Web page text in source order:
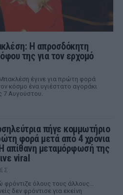
Η απροσδόκητη
της για τον ερχομό
έγινε για πρώτη φορά
κόσμο ένα υγιέστατο αγοράκι
7 Αυγούστου.
πήγε κομμωτήριο
φορά μετά από 4 χρόνια
απίθανη μεταμόρφωσή της
viral
φρόντιζε όλους τους άλλους...
δεν φρόντισε για εκείνη